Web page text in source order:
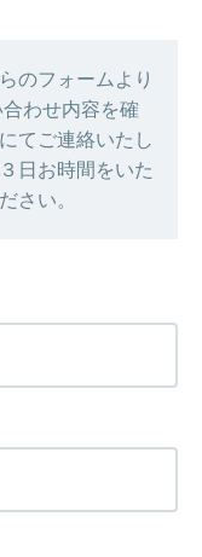
のフォームより
わせ内容を確
てご連絡いたし
日お時間をいた
さい。